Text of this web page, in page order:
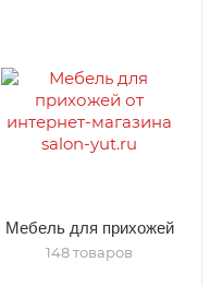
Мебель для прихожей
148 товаров